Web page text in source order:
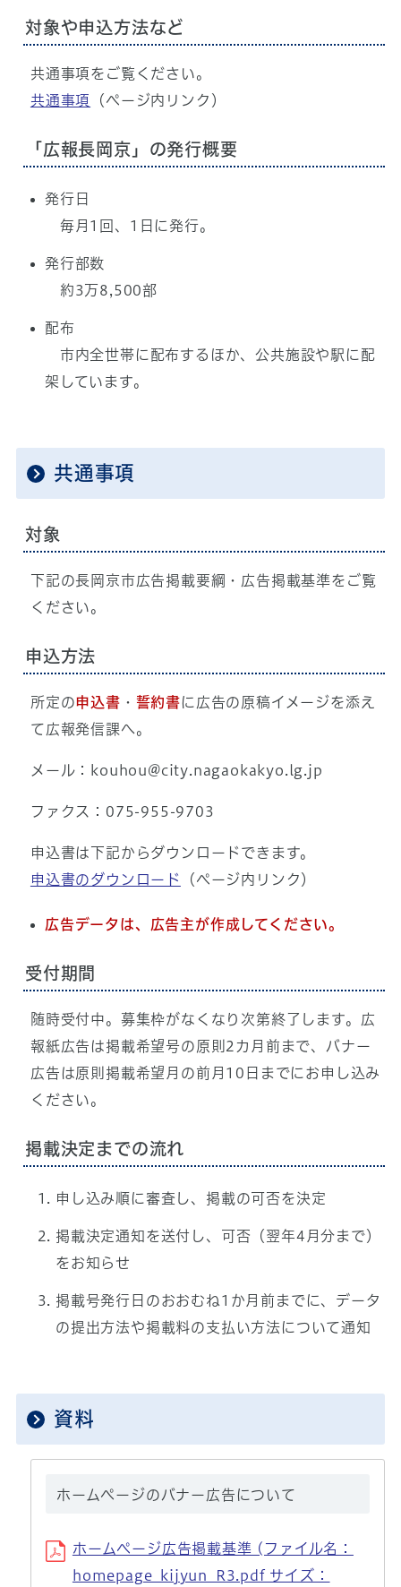
対象や申込方法など
共通事項をご覧ください。
共通事項
（ページ内リンク）
「広報長岡京」の発行概要
発行日
毎月1回、1日に発行。
発行部数
約3万8,500部
配布
市内全世帯に配布するほか、公共施設や駅に配
架しています。
共通事項
対象
下記の長岡京市広告掲載要綱・広告掲載基準をご覧
ください。
申込方法
所定の申込書 ・ 誓約書に広告の原稿イメージを添え
て広報発信課へ。
メール： kouhou@city.nagaokakyo.lg.jp
ファクス：075-955-9703
申込書は下記からダウンロードできます。
申込書のダウンロード
（ページ内リンク）
広告データは、広告主が作成してください。
受付期間
随時受付中。募集枠がなくなり次第終了します。広
報紙広告は掲載希望号の原則2カ月前まで、バナー
広告は原則掲載希望月の前月10日までにお申し込み
ください。
掲載決定までの流れ
申し込み順に審査し、掲載の可否を決定
掲載決定通知を送付し、可否（翌年4月分まで）
をお知らせ
掲載号発行日のおおむね1か月前までに、データ
の提出方法や掲載料の支払い方法について通知
資料
ホームページのバナー広告について
ホームページ広告掲載基準 (ファイル名：
homepage_kijyun_R3.pdf サイズ：